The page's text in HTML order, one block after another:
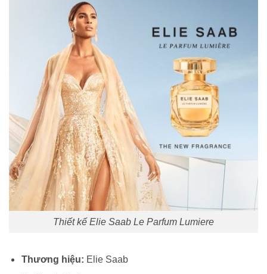
Thiết kế Elie Saab Le Parfum Lumiere
Thương hiệu: Elie Saab